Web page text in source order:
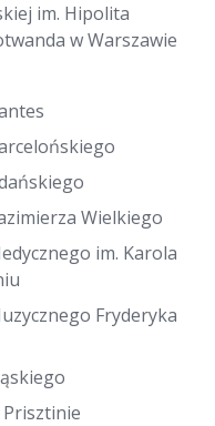
im. Hipolita
w Warszawie
Wielkiego
im. Karola
Fryderyka